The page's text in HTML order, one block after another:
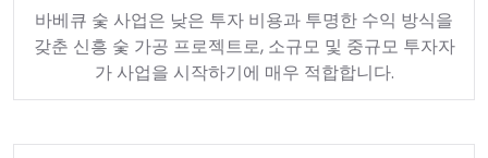
바베큐 숯 사업은 낮은 투자 비용과 투명한 수익 방식을
갖춘 신흥 숯 가공 프로젝트로, 소규모 및 중규모 투자자
가 사업을 시작하기에 매우 적합합니다.